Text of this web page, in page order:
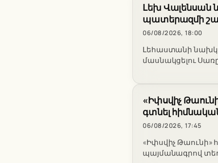
Լեխ Վալենսան
պատերազմի
06/08/2026, 18:00
Լեհաստանի
մասնակցելու
«Իփսվիչ
գտնել
06/08/2026, 17:45
«Իփսվիչ Թաունի»
պայմանագրով